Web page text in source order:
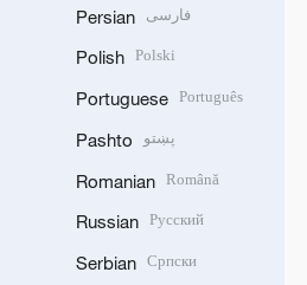
Persian فارسی
Polish Polski
Portuguese Português
Pashto پښتو
Romanian Română
Russian Русский
Serbian Српски